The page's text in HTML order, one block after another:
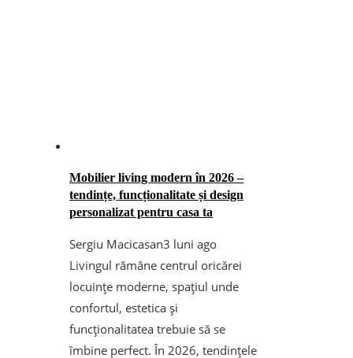
Mobilier living modern în 2026 –
tendințe, funcționalitate și design
personalizat pentru casa ta
Sergiu Macicasan3 luni ago
Livingul rămâne centrul oricărei
locuințe moderne, spațiul unde
confortul, estetica și
funcționalitatea trebuie să se
îmbine perfect. În 2026, tendințele